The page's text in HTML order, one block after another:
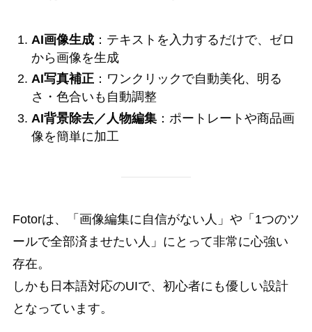
AI画像生成：テキストを入力するだけで、ゼロ
から画像を生成
AI写真補正：ワンクリックで自動美化、明る
さ・色合いも自動調整
AI背景除去／人物編集：ポートレートや商品画
像を簡単に加工
Fotorは、「画像編集に自信がない人」や「1つのツ
ールで全部済ませたい人」にとって非常に心強い
存在。
しかも日本語対応のUIで、初心者にも優しい設計
となっています。